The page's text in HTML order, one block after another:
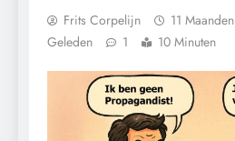
Frits Corpelijn
11 Maanden
Geleden
1 10 Minuten